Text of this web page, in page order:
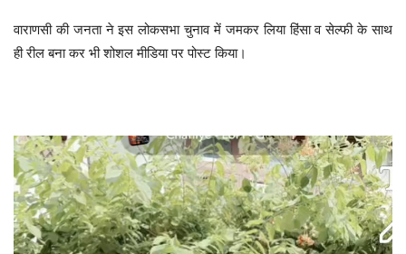
वाराणसी की जनता ने इस लोकसभा चुनाव में जमकर लिया हिंसा व सेल्फी के साथ
ही रील बना कर भी शोशल मीडिया पर पोस्ट किया।
Video
Player